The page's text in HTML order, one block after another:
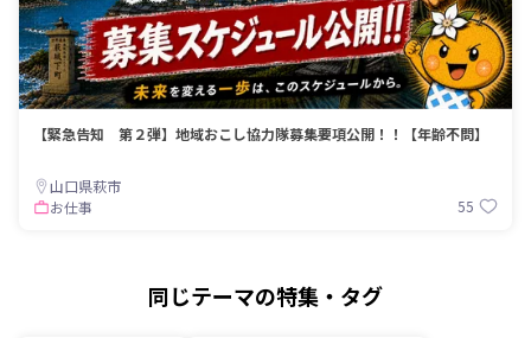
【緊急告知 第２弾】地域おこし協力隊募集要項公開！！【年齢不問】
山口県萩市
お仕事
55
同じテーマの特集・タグ